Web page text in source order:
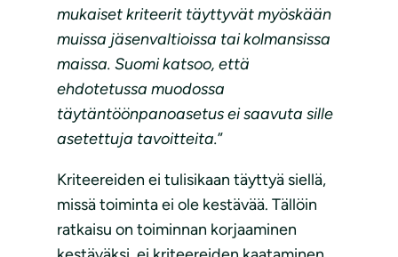
mukaiset kriteerit täyttyvät myöskään
muissa jäsenvaltioissa tai kolmansissa
maissa. Suomi katsoo, että
ehdotetussa muodossa
täytäntöönpanoasetus ei saavuta sille
asetettuja tavoitteita.”
Kriteereiden ei tulisikaan täyttyä siellä,
missä toiminta ei ole kestävää. Tällöin
ratkaisu on toiminnan korjaaminen